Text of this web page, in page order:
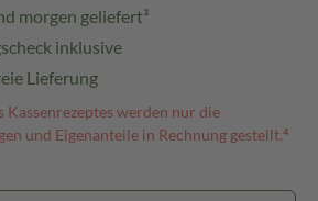
morgen geliefert³
inklusive
Lieferung
Kassenrezeptes werden nur die
und Eigenanteile in Rechnung gestellt.⁴